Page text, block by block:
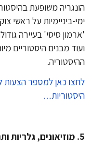
משופעת
ביניימיות על ראשי
סיסי' בעיירה
מבנים היסטוריים
כאן למספר הצעות